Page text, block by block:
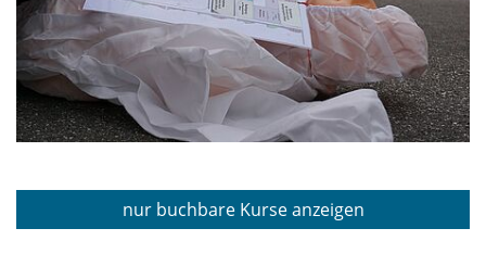
nur buchbareKurse anzeigen